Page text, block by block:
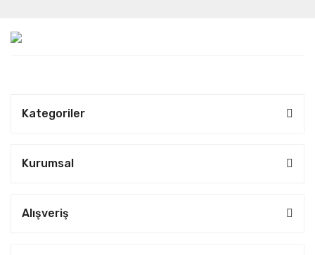
Kategoriler
Kurumsal
Alışveriş